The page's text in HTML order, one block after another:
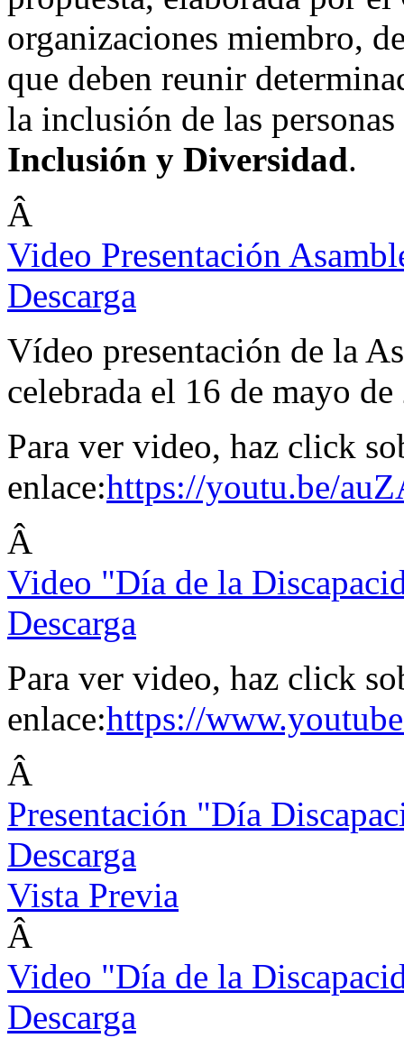
organizaciones miembro,
que deben reunir
la inclusión de las
Inclusión y Diversidad.
Â
Video Presentación
Descarga
Vídeo presentación de la
celebrada el 16 de mayo
Para ver video, haz click
enlace:https://youtu.be/
Â
Video "Día de la
Descarga
Para ver video, haz click
enlace:https://
Â
Presentación "Día
Descarga
Vista Previa
Â
Video "Día de la
Descarga